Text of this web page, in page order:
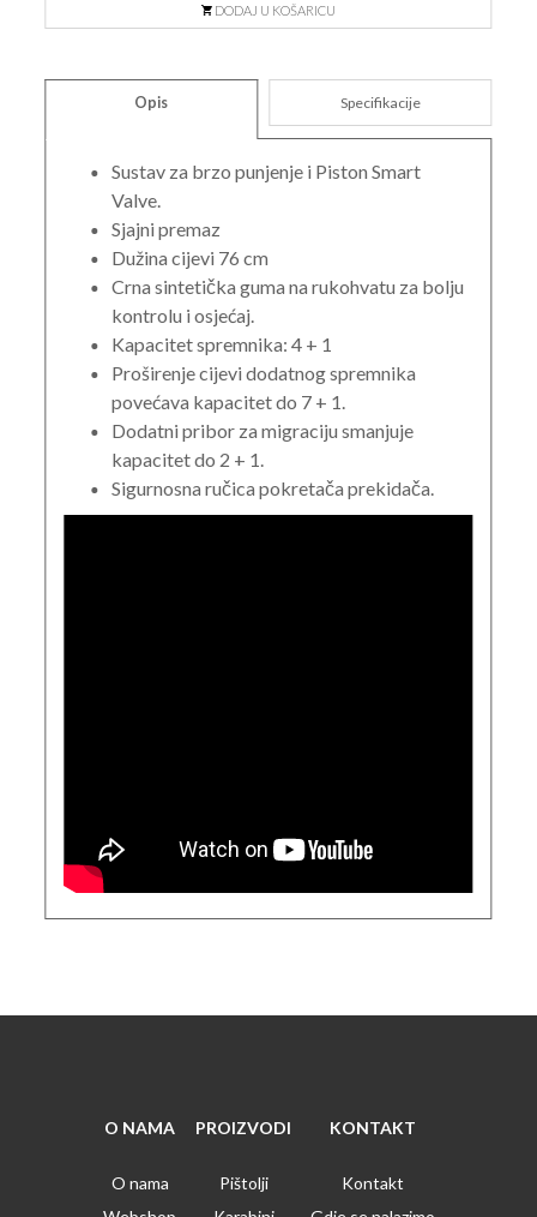
DODAJ U KOŠARICU
Opis Specifikacije
Sustav za brzo punjenje i Piston Smart
Valve.
Sjajni premaz
Dužina cijevi 76 cm
Crna sintetička guma na rukohvatu za bolju
kontrolu i osjećaj.
Kapacitet spremnika: 4 + 1
Proširenje cijevi dodatnog spremnika
povećava kapacitet do 7 + 1.
Dodatni pribor za migraciju smanjuje
kapacitet do 2 + 1.
Sigurnosna ručica pokretača prekidača.
O NAMA
O nama
PROIZVODI
Pištolji
KONTAKT
Kontakt